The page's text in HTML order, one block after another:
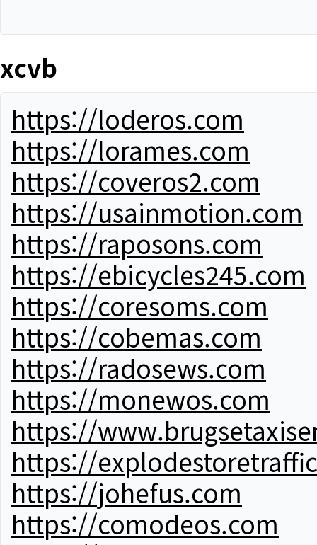
xcvb
https://loderos.com
https://lorames.com
https://coveros2.com
https://usainmotion.com
https://raposons.com
https://ebicycles245.com
https://coresoms.com
https://cobemas.com
https://radosews.com
https://monewos.com
https://
https://
https://johefus.com
https://comodeos.com